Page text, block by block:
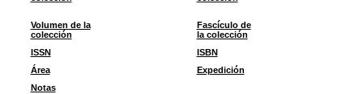
Volumen de la
colección
Fascículo de
la colección
ISSN
ISBN
Área
Expedición
Notas